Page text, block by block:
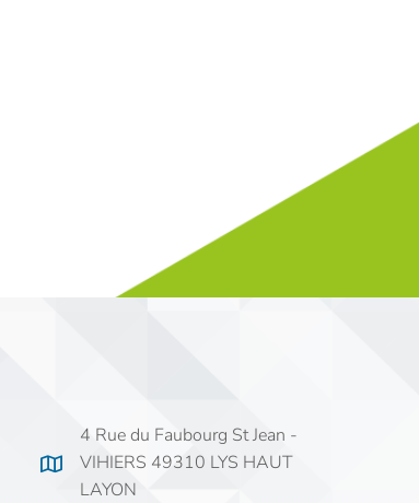
4 Rue du Faubourg St Jean -
VIHIERS 49310 LYS HAUT
LAYON